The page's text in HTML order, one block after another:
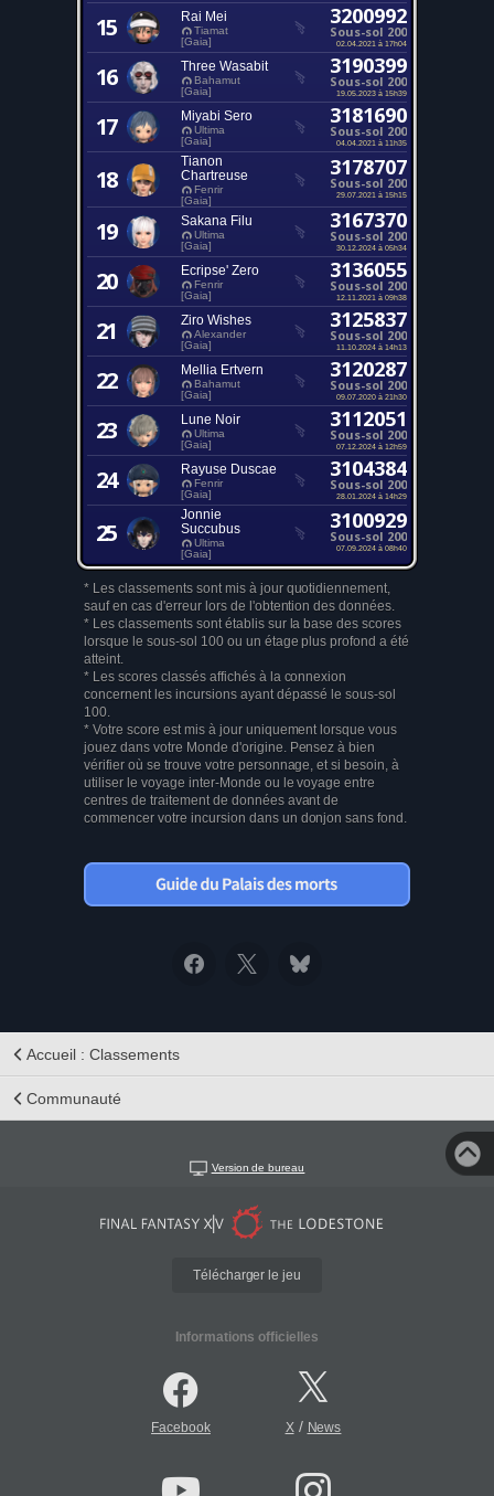
15 Rai Mei
Tiamat
[Gaia]
3200992
Sous-sol 200
02.04.2021 à 17h04
16 Three Wasabit
Bahamut
[Gaia]
3190399
Sous-sol 200
19.05.2023 à 15h39
17 Miyabi Sero
Ultima
[Gaia]
3181690
Sous-sol 200
04.04.2021 à 11h35
18
Tianon
Chartreuse
Fenrir
[Gaia]
3178707
Sous-sol 200
29.07.2021 à 15h15
19 Sakana Filu
Ultima
[Gaia]
3167370
Sous-sol 200
30.12.2024 à 05h34
20 Ecripse' Zero
Fenrir
[Gaia]
3136055
Sous-sol 200
12.11.2021 à 09h38
21 Ziro Wishes
Alexander
[Gaia]
3125837
Sous-sol 200
11.10.2024 à 14h13
22 Mellia Ertvern
Bahamut
[Gaia]
3120287
Sous-sol 200
09.07.2020 à 21h30
23 Lune Noir
Ultima
[Gaia]
3112051
Sous-sol 200
07.12.2024 à 12h59
24 Rayuse Duscae
Fenrir
[Gaia]
3104384
Sous-sol 200
28.01.2024 à 14h29
25
Jonnie
Succubus
Ultima
[Gaia]
3100929
Sous-sol 200
07.09.2024 à 08h40
* Les classements sont mis à jour quotidiennement,
sauf en cas d'erreur lors de l'obtention des données.
* Les classements sont établis sur la base des scores
lorsque le sous-sol 100 ou un étage plus profond a été
atteint.
* Les scores classés affichés à la connexion
concernent les incursions ayant dépassé le sous-sol
100.
* Votre score est mis à jour uniquement lorsque vous
jouez dans votre Monde d'origine. Pensez à bien
vérifier où se trouve votre personnage, et si besoin, à
utiliser le voyage inter-Monde ou le voyage entre
centres de traitement de données avant de
commencer votre incursion dans un donjon sans fond.
Accueil : Classements
Communauté
Version de bureau
Télécharger le jeu
Informations officielles
Facebook X/ News